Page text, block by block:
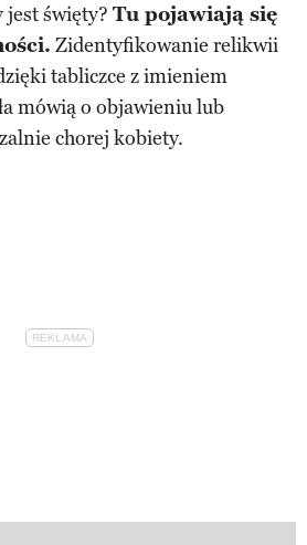
jest święty? Tu pojawiają się
Zidentyfikowanie relikwii
tabliczce z imieniem
mówią o objawieniu lub
chorej kobiety.